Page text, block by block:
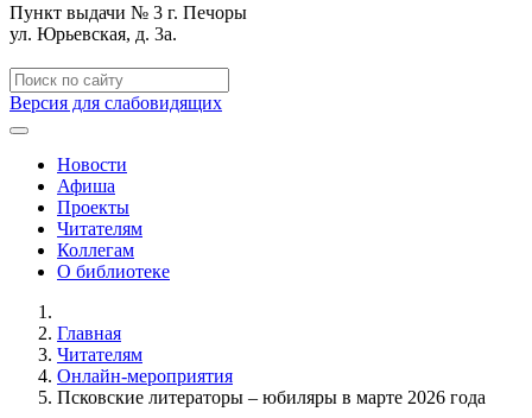
Пункт выдачи № 3 г. Печоры
ул. Юрьевская, д. 3а.
Версия для слабовидящих
Новости
Афиша
Проекты
Читателям
Коллегам
О библиотеке
Главная
Читателям
Онлайн-мероприятия
Псковские литераторы – юбиляры в марте 2026 года